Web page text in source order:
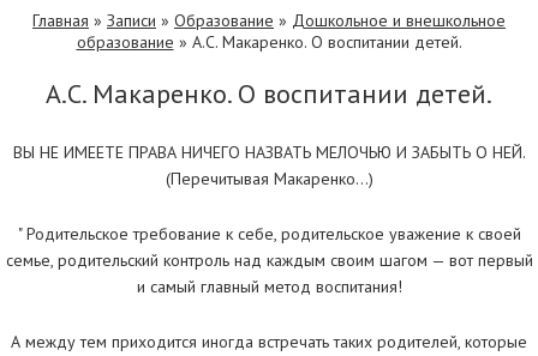
Главная » Записи » Образование » Дошкольное и внешкольное
образование » А.С. Макаренко. О воспитании детей.
А.С. Макаренко. О воспитании детей.
ВЫ НЕ ИМЕЕТЕ ПРАВА НИЧЕГО НАЗВАТЬ МЕЛОЧЬЮ И ЗАБЫТЬ О НЕЙ.
(Перечитывая Макаренко…)
" Родительское требование к себе, родительское уважение к своей
семье, родительский контроль над каждым своим шагом — вот первый
и самый главный метод воспитания!
А между тем приходится иногда встречать таких родителей, которые